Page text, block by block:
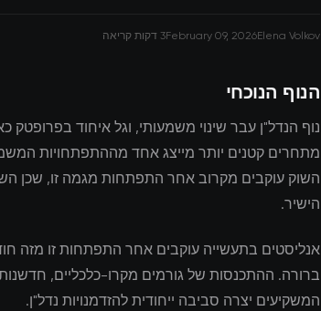
Elena Volkov
February 09, 20263 דקות קריאה
הנוף הנוכחי
נוף הנדל"ן עבר שינוי משמעותי, וגל איחוד
השוק עוקבים מקרוב אחר התפתחות מגמה זו, שכן
הישיר.
אנליסטים בתעשייה עוקבים אחר התפתחות זו מזה
ברורה. ההתכנסות של גורמים מקרו-כלכליים, חדשנות
המשקיעים יצרה סביבה ייחודית להזדמנויות נדל"ן.